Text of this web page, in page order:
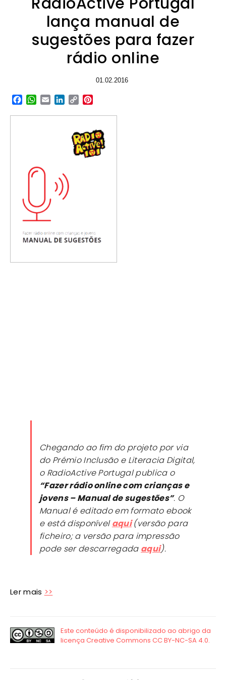
lança manual de
sugestões para fazer
rádio online
01.02.2016
Facebook
WhatsApp
EmailLinkedIn
Copy
Chegando ao fim do projeto por via
do Prémio Inclusão e Literacia Digital,
o RadioActive Portugal publica o
“Fazer rádio online com crianças e
jovens – Manual de sugestões”. O
Manual é editado em formato ebook
e está disponívelaqui (versão para
ficheiro; a versão para impressão
pode ser descarregada aqui).
Ler mais >>